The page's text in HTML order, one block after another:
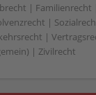
|
|
|
| Zivilrecht